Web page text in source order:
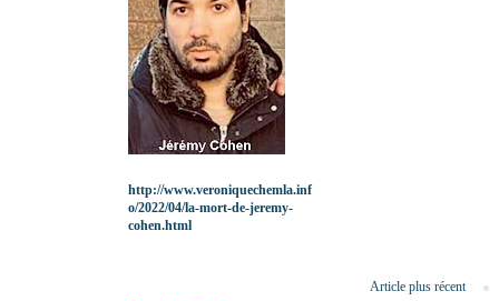
Article plus récent
http://www.veroniquechemla.inf
o/2022/04/la-mort-de-jeremy-
cohen.html